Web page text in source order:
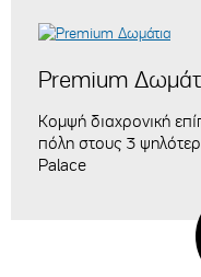
Premium
Κομψή διαχρονική
πόλη στους 3
Palace